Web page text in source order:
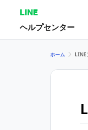
LINE
ヘルプセンター
ホーム LINE